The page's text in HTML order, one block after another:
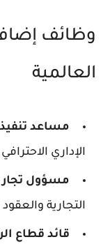
وظائف
العالمية
مساعد
الإداري
مسؤول
التجارية
قائد قطاع